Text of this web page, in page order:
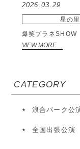
2026.03.29
星の
爆笑プラネ
VIEW MORE
CATEGORY
浪合パーク公
全国出張公演